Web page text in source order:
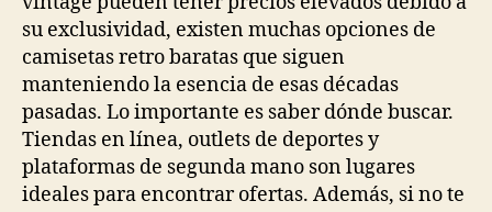
su exclusividad, existen muchas opciones de
camisetas retro baratas que siguen
manteniendo la esencia de esas décadas
pasadas. Lo importante es saber dónde buscar.
Tiendas en línea, outlets de deportes y
plataformas de segunda mano son lugares
ideales para encontrar ofertas. Además, si no te